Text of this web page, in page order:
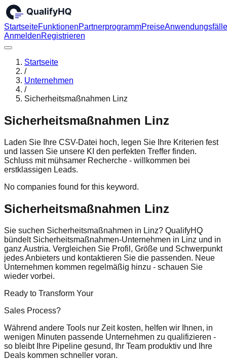
StartseiteFunktionenPartnerprogrammPreiseAnwendungsfälle
AnmeldenRegistrieren
Startseite
/
Unternehmen
/
Sicherheitsmaßnahmen Linz
Sicherheitsmaßnahmen Linz
Laden Sie Ihre CSV-Datei hoch, legen Sie Ihre Kriterien fest
und lassen Sie unsere KI den perfekten Treffer finden.
Schluss mit mühsamer Recherche - willkommen bei
erstklassigen Leads.
No companies found for this keyword.
Sicherheitsmaßnahmen Linz
Sie suchen Sicherheitsmaßnahmen in Linz? QualifyHQ
bündelt Sicherheitsmaßnahmen-Unternehmen in Linz und in
ganz Austria. Vergleichen Sie Profil, Größe und Schwerpunkt
jedes Anbieters und kontaktieren Sie die passenden. Neue
Unternehmen kommen regelmäßig hinzu - schauen Sie
wieder vorbei.
Ready to Transform Your
Sales Process?
Während andere Tools nur Zeit kosten, helfen wir Ihnen, in
wenigen Minuten passende Unternehmen zu qualifizieren -
so bleibt Ihre Pipeline gesund, Ihr Team produktiv und Ihre
Deals kommen schneller voran.